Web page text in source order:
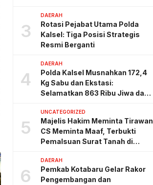
3
DAERAH
Rotasi Pejabat Utama Polda
Kalsel: Tiga Posisi Strategis
Resmi Berganti
4
DAERAH
Polda Kalsel Musnahkan 172,4
Kg Sabu dan Ekstasi:
Selamatkan 863 Ribu Jiwa dan
Triliun
5
UNCATEGORIZED
Majelis Hakim Meminta Tirawan
CS Meminta Maaf, Terbukti
Pemalsuan Surat Tanah di
6
DAERAH
Pemkab Kotabaru Gelar Rakor
Pengembangan dan